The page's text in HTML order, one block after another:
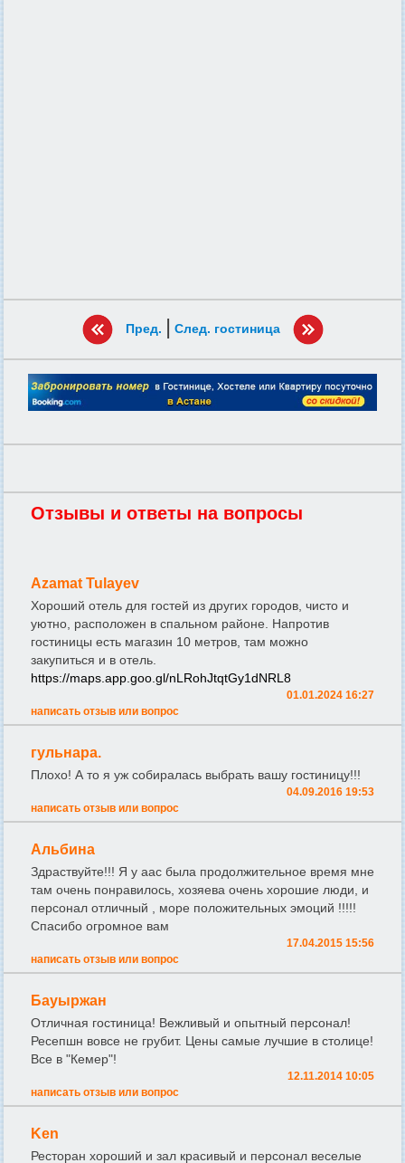
Пред. | След. гостиница
Отзывы и ответы на вопросы
Azamat Tulayev
Хороший отель для гостей из других городов, чисто и
уютно, расположен в спальном районе. Напротив
гостиницы есть магазин 10 метров, там можно
закупиться и в отель.
https://maps.app.goo.gl/nLRohJtqtGy1dNRL8
01.01.2024 16:27
написать отзыв или вопрос
гульнара.
Плохо! А то я уж собиралась выбрать вашу гостиницу!!!
04.09.2016 19:53
написать отзыв или вопрос
Альбина
Здраствуйте!!! Я у аас была продолжительное время мне
там очень понравилось, хозяева очень хорошие люди, и
персонал отличный , море положительных эмоций !!!!!
Спасибо огромное вам
17.04.2015 15:56
написать отзыв или вопрос
Бауыржан
Отличная гостиница! Вежливый и опытный персонал!
Ресепшн вовсе не грубит. Цены самые лучшие в столице!
Все в "Кемер"!
12.11.2014 10:05
написать отзыв или вопрос
Ken
Ресторан хороший и зал красивый и персонал веселые